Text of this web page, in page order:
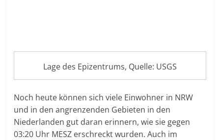
Lage des Epizentrums, Quelle: USGS
Noch heute können sich viele Einwohner in NRW
und in den angrenzenden Gebieten in den
Niederlanden gut daran erinnern, wie sie gegen
03:20 Uhr MESZ erschreckt wurden. Auch im